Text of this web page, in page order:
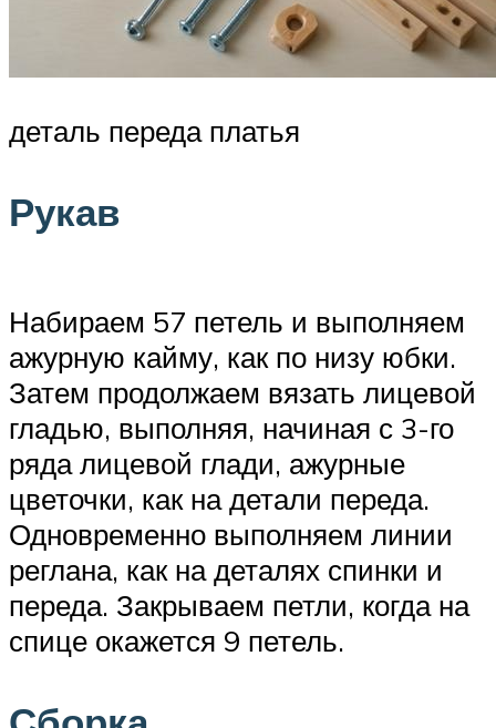
деталь переда платья
Рукав
Набираем 57 петель и выполняем
ажурную кайму, как по низу юбки.
Затем продолжаем вязать лицевой
гладью, выполняя, начиная с 3-го
ряда лицевой глади, ажурные
цветочки, как на детали переда.
Одновременно выполняем линии
реглана, как на деталях спинки и
переда. Закрываем петли, когда на
спице окажется 9 петель.